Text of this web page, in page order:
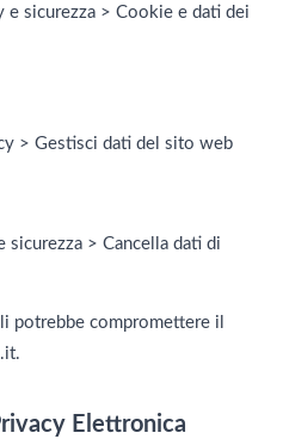
e sicurezza > Cookie e dati dei
> Gestisci dati del sito web
sicurezza > Cancella dati di
potrebbe compromettere il
Elettronica